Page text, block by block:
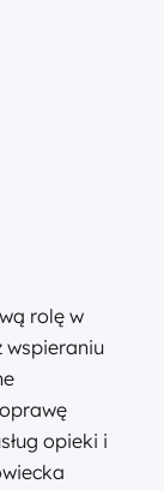
rolę w
wspieraniu
opieki i